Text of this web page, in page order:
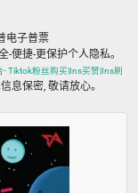
电子普票
-便捷-更保护个人隐私。
Tiktok粉丝购买|Ins买赞|Ins刷
息保密, 敬请放心。